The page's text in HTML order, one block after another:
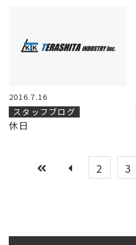
2016.7.16
スタッフブログ
休日
2 3